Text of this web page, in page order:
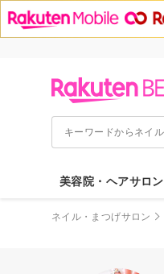
美容院・ヘアサロン
ネイル・まつげサロン